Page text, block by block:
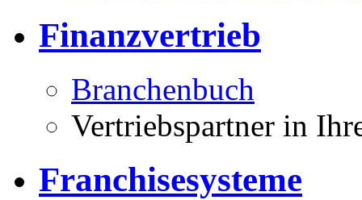
Finanzvertrieb
Branchenbuch
Vertriebspartner in
Franchisesysteme